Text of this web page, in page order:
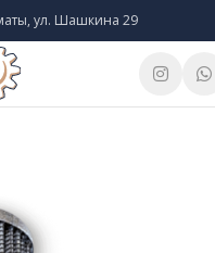
ул. Шашкина 29